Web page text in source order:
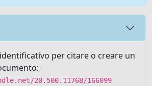
per citare o creare un
20.500.11768/166099